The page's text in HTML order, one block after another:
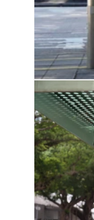
視
窗
中
開
啟
多
媒
體
檔